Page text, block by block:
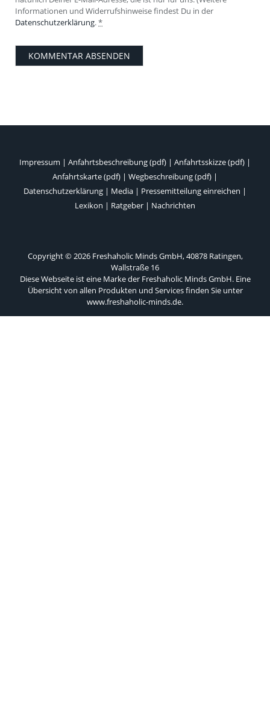
Informationen und Widerrufshinweise findest Du in der
Datenschutzerklärung.*
Impressum | Anfahrtsbeschreibung (pdf) | Anfahrtsskizze (pdf) |
Anfahrtskarte (pdf) | Wegbeschreibung (pdf) |
Datenschutzerklärung | Media | Pressemitteilung einreichen |
Lexikon | Ratgeber | Nachrichten
Copyright © 2026 Freshaholic Minds GmbH, 40878 Ratingen,
Wallstraße 16
Diese Webseite ist eine Marke der Freshaholic Minds GmbH. Eine
Übersicht von allen Produkten und Services finden Sie unter
www.freshaholic-minds.de.